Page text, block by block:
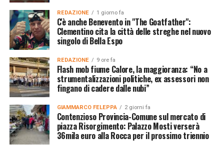
REDAZIONE 1 giorno fa
C'è anche Benevento in "The Goatfather":
Clementino cita la città delle streghe nel nuovo
singolo di Bella Espo
REDAZIONE 9 ore fa
Flash mob fiume Calore, la maggioranza: “No a
strumentalizzazioni politiche, ex assessori non
fingano di cadere dalle nubi”
GIAMMARCO FELEPPA 2 giorni fa
Contenzioso Provincia-Comune sul mercato di
piazza Risorgimento: Palazzo Mosti verserà
36mila euro alla Rocca per il prossimo triennio